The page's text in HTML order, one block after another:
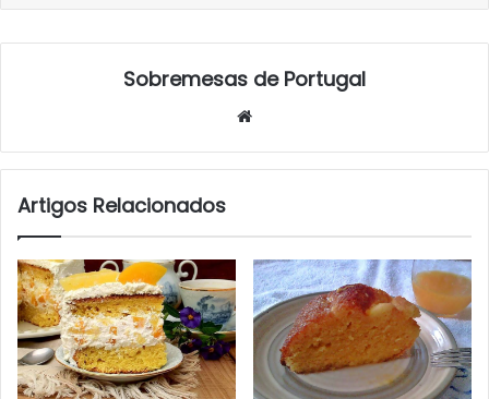
Sobremesas de Portugal
Artigos Relacionados